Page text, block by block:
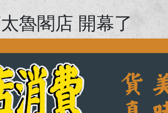
魯閣店 開幕了